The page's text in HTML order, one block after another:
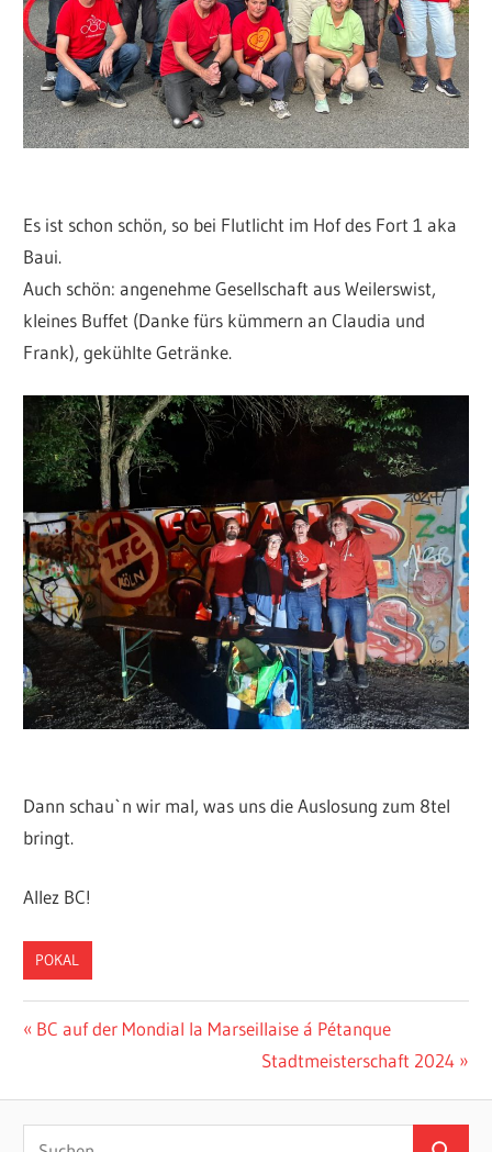
Es ist schon schön, so bei Flutlicht im Hof des Fort 1 aka
Baui.
Auch schön: angenehme Gesellschaft aus Weilerswist,
kleines Buffet (Danke fürs kümmern an Claudia und
Frank), gekühlte Getränke.
Dann schau`n wir mal, was uns die Auslosung zum 8tel
bringt.
Allez BC!
POKAL
Beitragsnavigation
Vorheriger
BC auf der Mondial la Marseillaise á Pétanque
Nächster
Stadtmeisterschaft 2024
Suchen